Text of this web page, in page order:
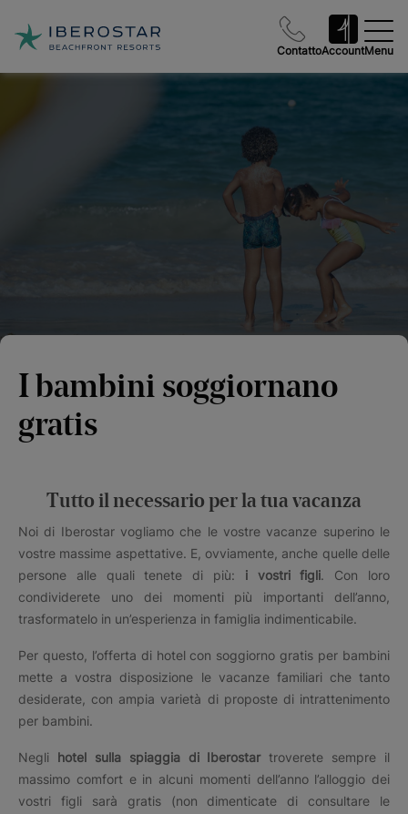
ContattoAccountMenu
I bambini soggiornano
gratis
Tutto il necessario per la tua vacanza
Noi di Iberostar vogliamo che le vostre vacanze superino le
vostre massime aspettative. E, ovviamente, anche quelle delle
persone alle quali tenete di più: i vostri figli. Con loro
condividerete uno dei momenti più importanti dell’anno,
trasformatelo in un’esperienza in famiglia indimenticabile.
Per questo, l’offerta di hotel con soggiorno gratis per bambini
mette a vostra disposizione le vacanze familiari che tanto
desiderate, con ampia varietà di proposte di intrattenimento
per bambini.
Negli hotel sulla spiaggia di Iberostartroverete sempre il
massimo comfort e in alcuni momenti dell’anno l’alloggio dei
vostri figli sarà gratis (non dimenticate di consultare le